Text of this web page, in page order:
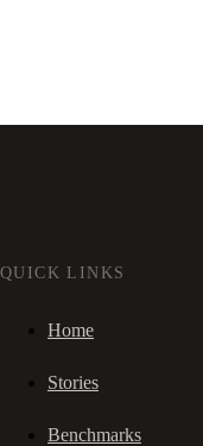
QUICK LINKS
Home
Stories
Benchmarks